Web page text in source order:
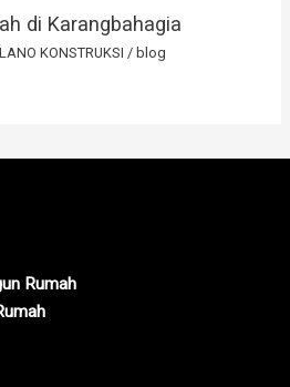
di Karangbahagia
KONSTRUKSI / blog
Rumah